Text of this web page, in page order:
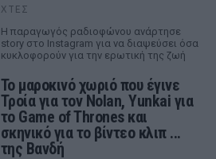
ΧΤΕΣ
Η παραγωγός ραδιοφώνου ανάρτησε
story στο Instagram για να διαψεύσει όσα
κυκλοφορούν για την ερωτική της ζωή
Το μαροκινό χωριό που έγινε
Τροία για τον Nolan, Yunkai για
το Game of Thrones και
σκηνικό για το βίντεο κλιπ ...
της Βανδή